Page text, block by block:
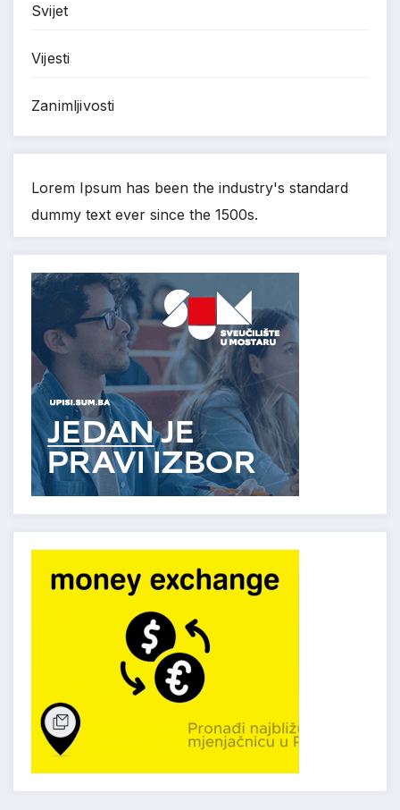
Svijet
Vijesti
Zanimljivosti
Lorem Ipsum has been the industry's standard
dummy text ever since the 1500s.